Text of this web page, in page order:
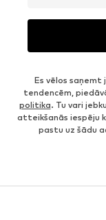
Es vēlos saņemt
tendencēm,
politika. Tu vari
atteikšanās iespēju
pastu uz šādu